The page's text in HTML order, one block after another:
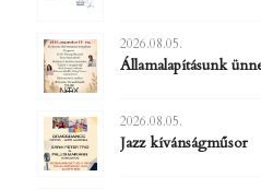
2026.08.05.
Államalapításunk
2026.08.05.
Jazz kívánságműsor